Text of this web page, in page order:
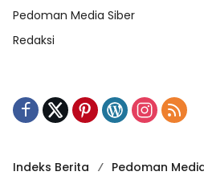
Pedoman Media Siber
Redaksi
Indeks Berita Pedoman